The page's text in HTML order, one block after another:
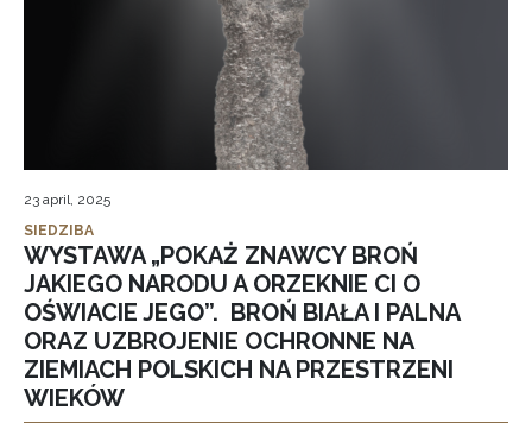
23 april, 2025
SIEDZIBA
WYSTAWA „POKAŻ ZNAWCY BROŃ
JAKIEGO NARODU A ORZEKNIE CI O
OŚWIACIE JEGO”. BROŃ BIAŁA I PALNA
ORAZ UZBROJENIE OCHRONNE NA
ZIEMIACH POLSKICH NA PRZESTRZENI
WIEKÓW